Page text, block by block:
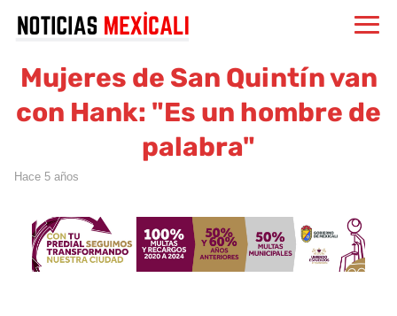
Mujeres de San Quintín van
con Hank: "Es un hombre de
palabra"
hace 5 años